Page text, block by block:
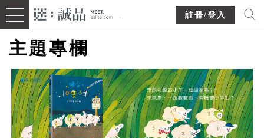
註冊/登入
主題專欄